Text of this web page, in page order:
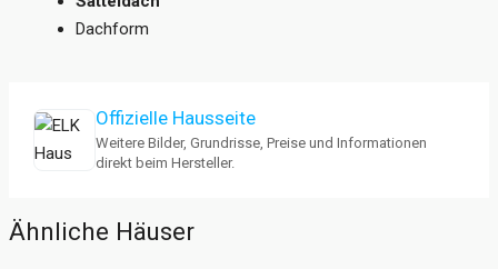
Dachform
Offizielle Hausseite
Weitere Bilder, Grundrisse, Preise und Informationen
direkt beim Hersteller.
Ähnliche Häuser